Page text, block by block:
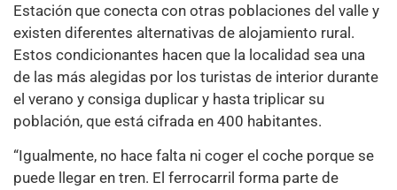
Estación que conecta con otras poblaciones del valle y
existen diferentes alternativas de alojamiento rural.
Estos condicionantes hacen que la localidad sea una
de las más alegidas por los turistas de interior durante
el verano y consiga duplicar y hasta triplicar su
población, que está cifrada en 400 habitantes.
“Igualmente, no hace falta ni coger el coche porque se
puede llegar en tren. El ferrocarril forma parte de